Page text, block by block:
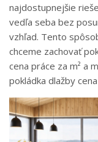
najdostupnejšie
vedľa seba bez
vzhľad. Tento
chceme zachovať
cena práce za m² a
pokládka dlažby